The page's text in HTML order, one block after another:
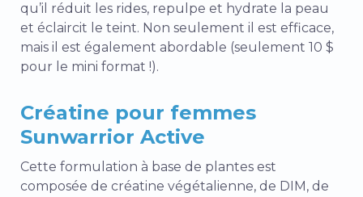
qu’il réduit les rides, repulpe et hydrate la peau
et éclaircit le teint. Non seulement il est efficace,
mais il est également abordable (seulement 10 $
pour le mini format !).
Créatine pour femmes
Sunwarrior Active
Cette formulation à base de plantes est
composée de créatine végétalienne, de DIM, de